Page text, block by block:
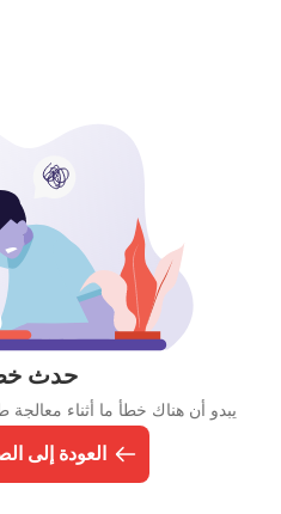
حدث
يبدو أن هناك خطأ ما أثناء
العودة إلى